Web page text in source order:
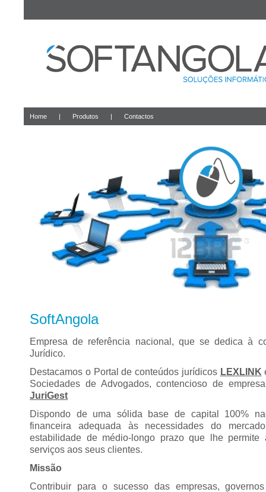
Home | Produtos | Contactos
SoftAngola
Empresa de referência nacional, que se dedica à
Jurídico.
Destacamos o Portal de conteúdos jurídicos LEXLINK
Sociedades de Advogados, contencioso de
JuriGest
Dispondo de uma sólida base de capital 100%
financeira adequada às necessidades do
estabilidade de médio-longo prazo que lhe permite
serviços aos seus clientes.
Missão
Contribuir para o sucesso das empresas,